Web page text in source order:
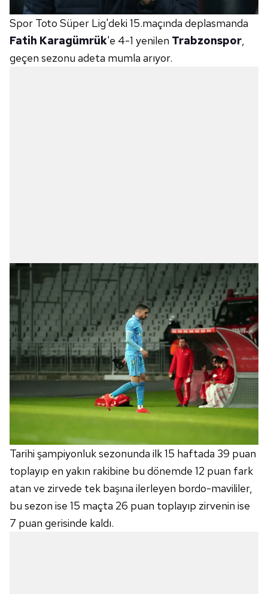
Spor Toto Süper Lig'deki 15.maçında deplasmanda
Fatih Karagümrük'e 4-1 yenilen Trabzonspor,
geçen sezonu adeta mumla arıyor.
Tarihi şampiyonluk sezonunda ilk 15 haftada 39 puan
toplayıp en yakın rakibine bu dönemde 12 puan fark
atan ve zirvede tek başına ilerleyen bordo-mavililer,
bu sezon ise 15 maçta 26 puan toplayıp zirvenin ise
7 puan gerisinde kaldı.